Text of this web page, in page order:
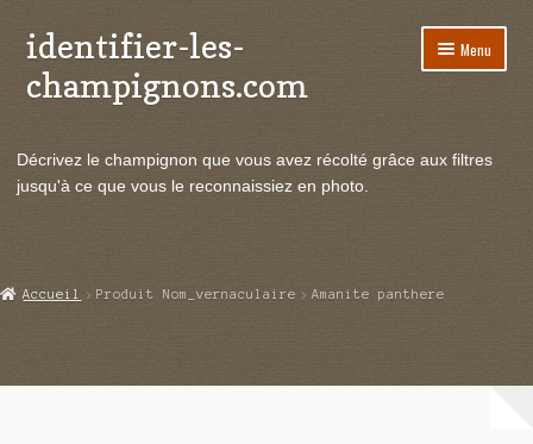
Aller
à
la
Aller
au
contenu
identifier-les-
champignons.com
Menu
le
Actualités
Echanges et contacts
Décrivez le champignon que vous avez récolté grâce aux filtres
jusqu'à ce que vous le reconnaissiez en photo.
Accueil Produit Nom_vernaculaire Amanite panthere